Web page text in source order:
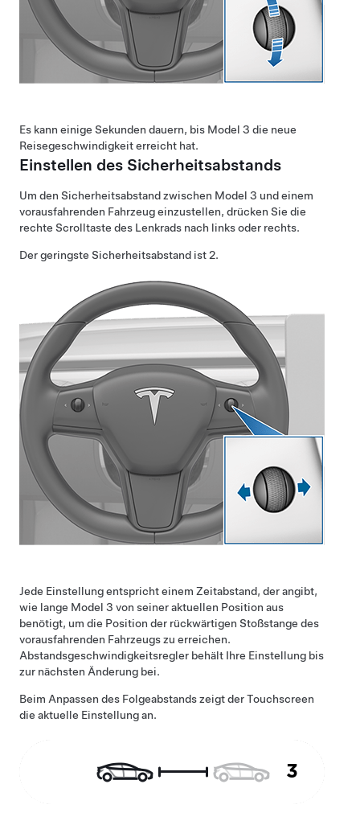
Es kann einige Sekunden dauern, bis Model 3 die neue
Reisegeschwindigkeit erreicht hat.
Einstellen des Sicherheitsabstands
Um den Sicherheitsabstandzwischen Model 3 und einem
vorausfahrenden Fahrzeug einzustellen, drücken Sie die
rechte Scrolltaste des Lenkrads nach links oder rechts.
Der geringste Sicherheitsabstand ist 2.
Jede Einstellung entspricht einem Zeitabstand, der angibt,
wie lange Model 3 von seiner aktuellen Position aus
benötigt, um die Position der rückwärtigen Stoßstange des
vorausfahrenden Fahrzeugs zu erreichen.
Abstandsgeschwindigkeitsregler behält Ihre Einstellung bis
zur nächsten Änderung bei.
Beim Anpassen des Folgeabstands zeigt der Touchscreen
die aktuelle Einstellung an.